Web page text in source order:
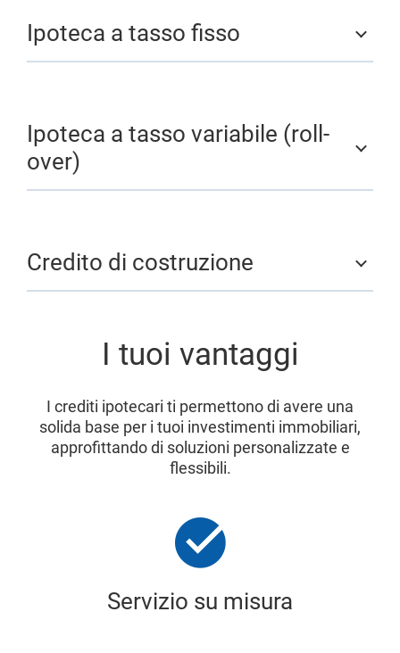
Ipoteca a tasso fisso
Ipoteca a tasso variabile (roll-
over)
Credito di costruzione
I tuoi vantaggi
I crediti ipotecari ti permettono di avere una
solida base per i tuoi investimenti immobiliari,
approfittando di soluzioni personalizzate e
flessibili.
Servizio su misura